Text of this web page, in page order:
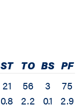
ST TO BS PF
21
0.8
56
2.2
3
0.1
75
2.9